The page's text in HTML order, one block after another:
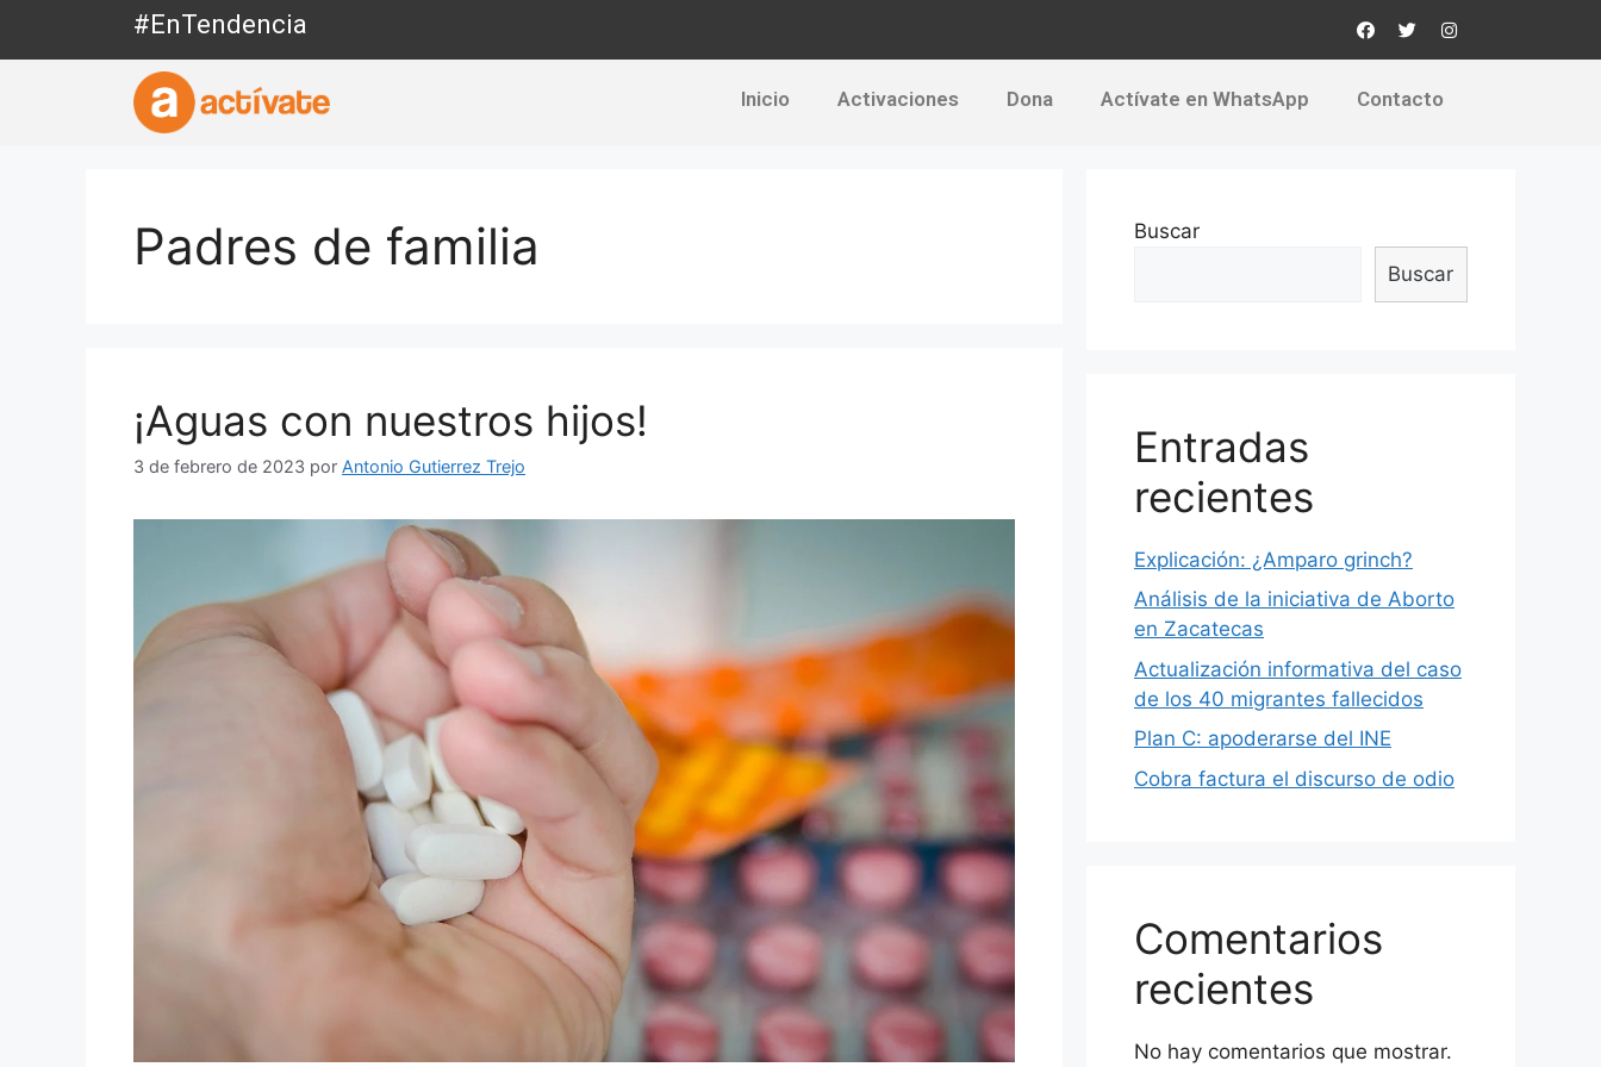
#EnTendencia
Inicio Activaciones Dona Actívate en WhatsApp Contacto
Padres de familia
¡Aguas con nuestros hijos!
3 de febrero de 2023 por Antonio Gutierrez Trejo
Buscar
Buscar
Entradas
recientes
Explicación: ¿Amparo grinch?
Análisis de la iniciativa de Aborto
en Zacatecas
Actualización informativa del caso
de los 40 migrantes fallecidos
Plan C: apoderarse del INE
Cobra factura el discurso de odio
Comentarios
recientes
No hay comentarios que mostrar.